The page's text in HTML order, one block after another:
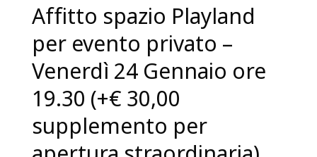
Affitto spazio Playland
per evento privato –
Venerdì 24 Gennaio ore
19.30 (+€ 30,00
supplemento per